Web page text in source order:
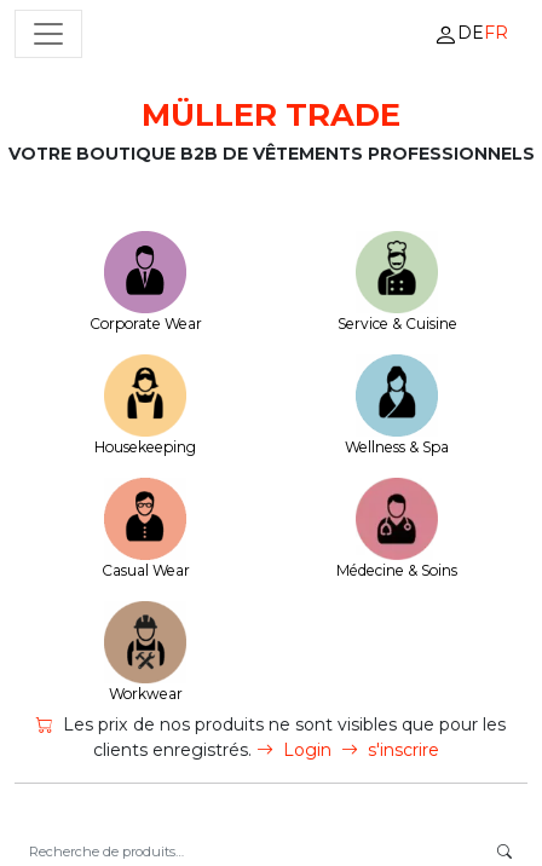
Passer au contenu
NAVIGATION PRINCIPALE DEFR
MÜLLER TRADE
VOTRE BOUTIQUE B2B DE VÊTEMENTS PROFESSIONNELS
Corporate Wear Service & Cuisine
House­keeping Wellness & Spa
Casual Wear Médecine & Soins
Workwear
Les prix de nos produits ne sont visibles que pour les
clients enregistrés.
Login s'inscrire